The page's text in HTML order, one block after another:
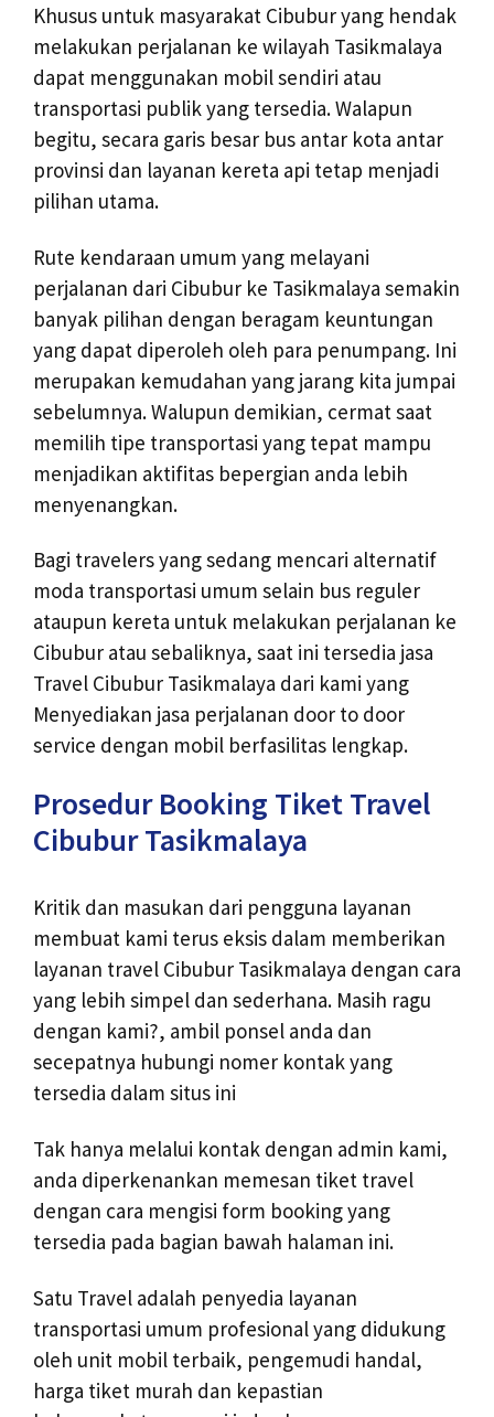
Khusus untuk masyarakat Cibubur yang hendak
melakukan perjalanan ke wilayah Tasikmalaya
dapat menggunakan mobil sendiri atau
transportasi publik yang tersedia. Walapun
begitu, secara garis besar bus antar kota antar
provinsi dan layanan kereta api tetap menjadi
pilihan utama.
Rute kendaraan umum yang melayani
perjalanan dari Cibubur ke Tasikmalaya semakin
banyak pilihan dengan beragam keuntungan
yang dapat diperoleh oleh para penumpang. Ini
merupakan kemudahan yang jarang kita jumpai
sebelumnya. Walupun demikian, cermat saat
memilih tipe transportasi yang tepat mampu
menjadikan aktifitas bepergian anda lebih
menyenangkan.
Bagi travelers yang sedang mencari alternatif
moda transportasi umum selain bus reguler
ataupun kereta untuk melakukan perjalanan ke
Cibubur atau sebaliknya, saat ini tersedia jasa
Travel Cibubur Tasikmalaya dari kami yang
Menyediakan jasa perjalanan door to door
service dengan mobil berfasilitas lengkap.
Prosedur Booking Tiket Travel
Cibubur Tasikmalaya
Kritik dan masukan dari pengguna layanan
membuat kami terus eksis dalam memberikan
layanan travel Cibubur Tasikmalaya dengan cara
yang lebih simpel dan sederhana. Masih ragu
dengan kami?, ambil ponsel anda dan
secepatnya hubungi nomer kontak yang
tersedia dalam situs ini
Tak hanya melalui kontak dengan admin kami,
anda diperkenankan memesan tiket travel
dengan cara mengisi form booking yang
tersedia pada bagian bawah halaman ini.
Satu Travel adalah penyedia layanan
transportasi umum profesional yang didukung
oleh unit mobil terbaik, pengemudi handal,
harga tiket murah dan kepastian